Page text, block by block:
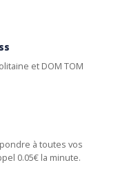
et DOM TOM
à toutes vos
0.05€ la minute.